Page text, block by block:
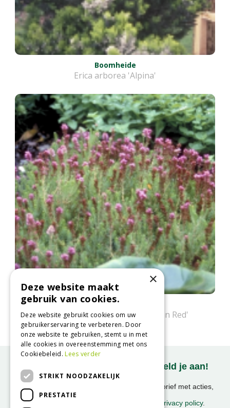
Boomheide
Erica arborea 'Alpina'
Bruckenthalia
Bruckenthalia spiculifolia 'Balkan Red'
Onze nieuwsbrief ontvangen? Meld je aan!
Ontvang ongeveer 1x per week onze nieuwsbrief met acties,
We slaan uw gegevens op conform onze
privacy policy.
×
Deze website maakt
gebruik van cookies.
Deze website gebruikt cookies om uw
gebruikerservaring te verbeteren. Door
onze website te gebruiken, stemt u in met
alle cookies in overeenstemming met ons
Cookiebeleid.Lees verder
STRIKT NOODZAKELIJK
PRESTATIE